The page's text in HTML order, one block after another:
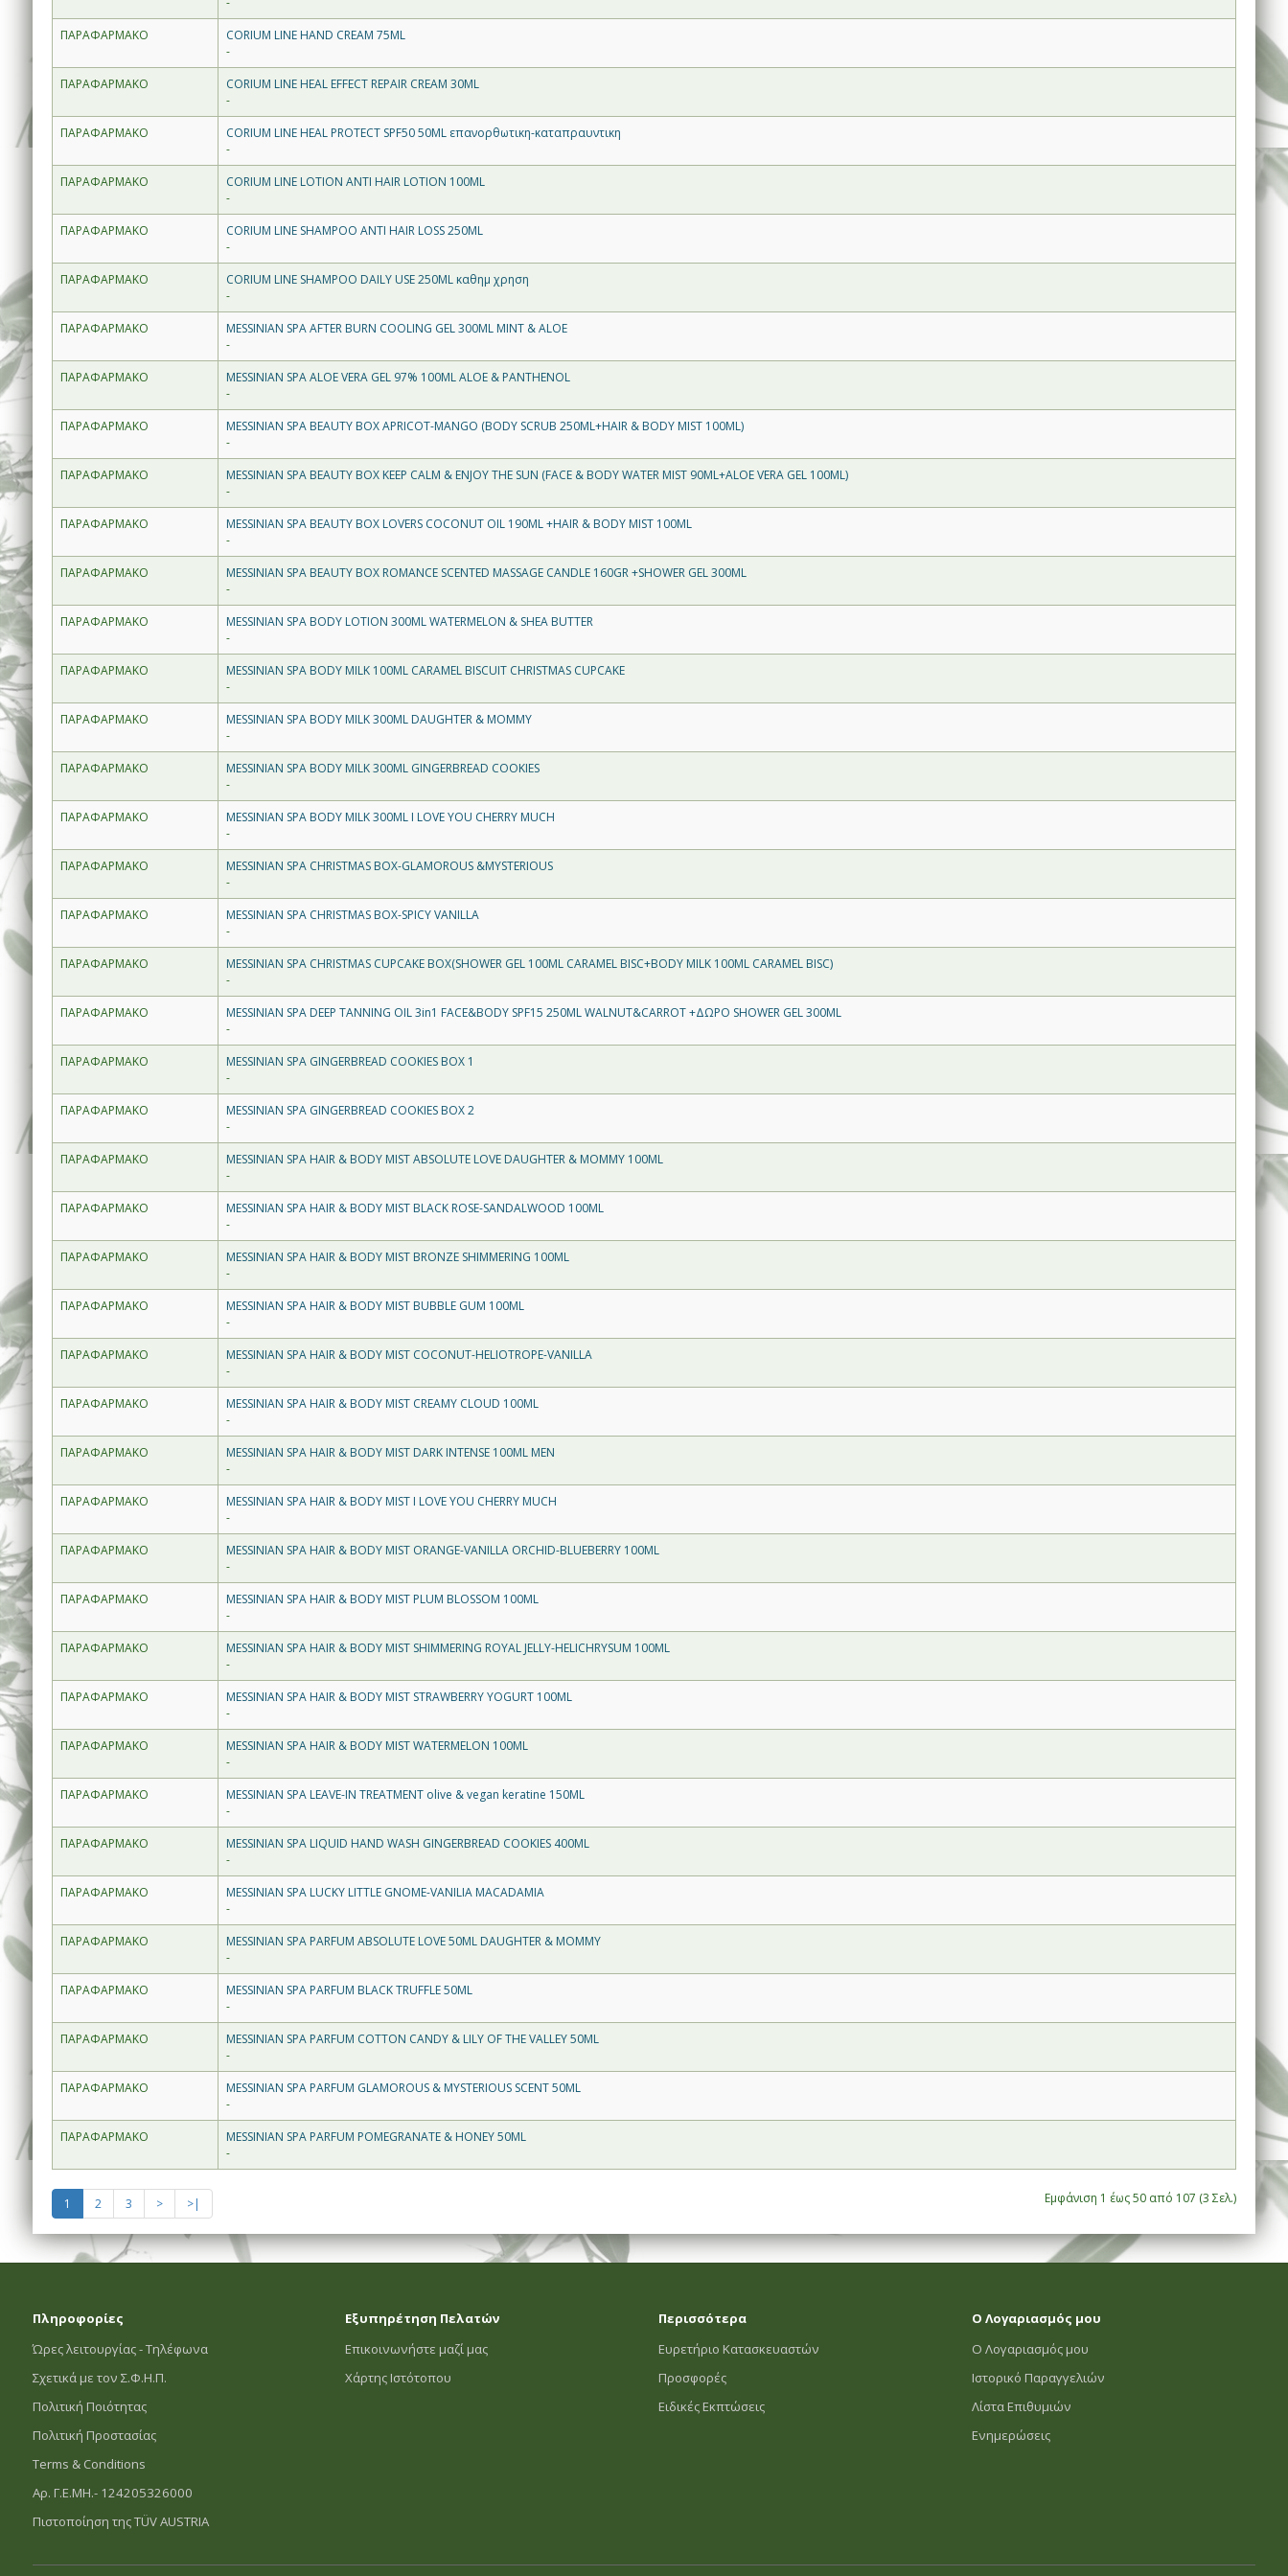
ΠΑΡΑΦΑΡΜΑΚΟ
CORIUM LINE HAND CREAM 75ML
-
ΠΑΡΑΦΑΡΜΑΚΟ
CORIUM LINE HEAL EFFECT REPAIR CREAM 30ML
-
ΠΑΡΑΦΑΡΜΑΚΟ
CORIUM LINE HEAL PROTECT SPF50 50ML επανορθωτικη-καταπραυντικη
-
ΠΑΡΑΦΑΡΜΑΚΟ
CORIUM LINE LOTION ANTI HAIR LOTION 100ML
-
ΠΑΡΑΦΑΡΜΑΚΟ
CORIUM LINE SHAMPOO ANTI HAIR LOSS 250ML
-
ΠΑΡΑΦΑΡΜΑΚΟ
CORIUM LINE SHAMPOO DAILY USE 250ML καθημ χρηση
-
ΠΑΡΑΦΑΡΜΑΚΟ
MESSINIAN SPA AFTER BURN COOLING GEL 300ML MINT & ALOE
-
ΠΑΡΑΦΑΡΜΑΚΟ
MESSINIAN SPA ALOE VERA GEL 97% 100ML ALOE & PANTHENOL
-
ΠΑΡΑΦΑΡΜΑΚΟ
MESSINIAN SPA BEAUTY BOX APRICOT-MANGO (BODY SCRUB 250ML+HAIR & BODY MIST 100ML)
-
ΠΑΡΑΦΑΡΜΑΚΟ
MESSINIAN SPA BEAUTY BOX KEEP CALM & ENJOY THE SUN (FACE & BODY WATER MIST 90ML+ALOE VERA GEL 100ML)
-
ΠΑΡΑΦΑΡΜΑΚΟ
MESSINIAN SPA BEAUTY BOX LOVERS COCONUT OIL 190ML +HAIR & BODY MIST 100ML
-
ΠΑΡΑΦΑΡΜΑΚΟ
MESSINIAN SPA BEAUTY BOX ROMANCE SCENTED MASSAGE CANDLE 160GR +SHOWER GEL 300ML
-
ΠΑΡΑΦΑΡΜΑΚΟ
MESSINIAN SPA BODY LOTION 300ML WATERMELON & SHEA BUTTER
-
ΠΑΡΑΦΑΡΜΑΚΟ
MESSINIAN SPA BODY MILK 100ML CARAMEL BISCUIT CHRISTMAS CUPCAKE
-
ΠΑΡΑΦΑΡΜΑΚΟ
MESSINIAN SPA BODY MILK 300ML DAUGHTER & MOMMY
-
ΠΑΡΑΦΑΡΜΑΚΟ
MESSINIAN SPA BODY MILK 300ML GINGERBREAD COOKIES
-
ΠΑΡΑΦΑΡΜΑΚΟ
MESSINIAN SPA BODY MILK 300ML I LOVE YOU CHERRY MUCH
-
ΠΑΡΑΦΑΡΜΑΚΟ
MESSINIAN SPA CHRISTMAS BOX-GLAMOROUS &MYSTERIOUS
-
ΠΑΡΑΦΑΡΜΑΚΟ
MESSINIAN SPA CHRISTMAS BOX-SPICY VANILLA
-
ΠΑΡΑΦΑΡΜΑΚΟ
MESSINIAN SPA CHRISTMAS CUPCAKE BOX(SHOWER GEL 100ML CARAMEL BISC+BODY MILK 100ML CARAMEL BISC)
-
ΠΑΡΑΦΑΡΜΑΚΟ
MESSINIAN SPA DEEP TANNING OIL 3in1 FACE&BODY SPF15 250ML WALNUT&CARROT +ΔΩΡΟ SHOWER GEL 300ML
-
ΠΑΡΑΦΑΡΜΑΚΟ
MESSINIAN SPA GINGERBREAD COOKIES BOX 1
-
ΠΑΡΑΦΑΡΜΑΚΟ
MESSINIAN SPA GINGERBREAD COOKIES BOX 2
-
ΠΑΡΑΦΑΡΜΑΚΟ
MESSINIAN SPA HAIR & BODY MIST ABSOLUTE LOVE DAUGHTER & MOMMY 100ML
-
ΠΑΡΑΦΑΡΜΑΚΟ
MESSINIAN SPA HAIR & BODY MIST BLACK ROSE-SANDALWOOD 100ML
-
ΠΑΡΑΦΑΡΜΑΚΟ
MESSINIAN SPA HAIR & BODY MIST BRONZE SHIMMERING 100ML
-
ΠΑΡΑΦΑΡΜΑΚΟ
MESSINIAN SPA HAIR & BODY MIST BUBBLE GUM 100ML
-
ΠΑΡΑΦΑΡΜΑΚΟ
MESSINIAN SPA HAIR & BODY MIST COCONUT-HELIOTROPE-VANILLA
-
ΠΑΡΑΦΑΡΜΑΚΟ
MESSINIAN SPA HAIR & BODY MIST CREAMY CLOUD 100ML
-
ΠΑΡΑΦΑΡΜΑΚΟ
MESSINIAN SPA HAIR & BODY MIST DARK INTENSE 100ML MEN
-
ΠΑΡΑΦΑΡΜΑΚΟ
MESSINIAN SPA HAIR & BODY MIST I LOVE YOU CHERRY MUCH
-
ΠΑΡΑΦΑΡΜΑΚΟ
MESSINIAN SPA HAIR & BODY MIST ORANGE-VANILLA ORCHID-BLUEBERRY 100ML
-
ΠΑΡΑΦΑΡΜΑΚΟ
MESSINIAN SPA HAIR & BODY MIST PLUM BLOSSOM 100ML
-
ΠΑΡΑΦΑΡΜΑΚΟ
MESSINIAN SPA HAIR & BODY MIST SHIMMERING ROYAL JELLY-HELICHRYSUM 100ML
-
ΠΑΡΑΦΑΡΜΑΚΟ
MESSINIAN SPA HAIR & BODY MIST STRAWBERRY YOGURT 100ML
-
ΠΑΡΑΦΑΡΜΑΚΟ
MESSINIAN SPA HAIR & BODY MIST WATERMELON 100ML
-
ΠΑΡΑΦΑΡΜΑΚΟ
MESSINIAN SPA LEAVE-IN TREATMENT olive & vegan keratine 150ML
-
ΠΑΡΑΦΑΡΜΑΚΟ
MESSINIAN SPA LIQUID HAND WASH GINGERBREAD COOKIES 400ML
-
ΠΑΡΑΦΑΡΜΑΚΟ
MESSINIAN SPA LUCKY LITTLE GNOME-VANILIA MACADAMIA
-
ΠΑΡΑΦΑΡΜΑΚΟ
MESSINIAN SPA PARFUM ABSOLUTE LOVE 50ML DAUGHTER & MOMMY
-
ΠΑΡΑΦΑΡΜΑΚΟ
MESSINIAN SPA PARFUM BLACK TRUFFLE 50ML
-
ΠΑΡΑΦΑΡΜΑΚΟ
MESSINIAN SPA PARFUM COTTON CANDY & LILY OF THE VALLEY 50ML
-
ΠΑΡΑΦΑΡΜΑΚΟ
MESSINIAN SPA PARFUM GLAMOROUS & MYSTERIOUS SCENT 50ML
-
ΠΑΡΑΦΑΡΜΑΚΟ
MESSINIAN SPA PARFUM POMEGRANATE & HONEY 50ML
-
1 2 3 > >| Εμφάνιση 1 έως 50 από 107 (3 Σελ.)
Πληροφορίες
Ώρες λειτουργίας - Τηλέφωνα
Σχετικά με τον Σ.Φ.Η.Π.
Πολιτική Ποιότητας
Πολιτική Προστασίας
Terms & Conditions
Αρ. Γ.Ε.ΜΗ.- 124205326000
Πιστοποίηση της TÜV AUSTRIA
Εξυπηρέτηση Πελατών
Επικοινωνήστε μαζί μας
Χάρτης Ιστότοπου
Περισσότερα
Ευρετήριο Κατασκευαστών
Προσφορές
Ειδικές Εκπτώσεις
Ο Λογαριασμός μου
Ο Λογαριασμός μου
Ιστορικό Παραγγελιών
Λίστα Επιθυμιών
Ενημερώσεις